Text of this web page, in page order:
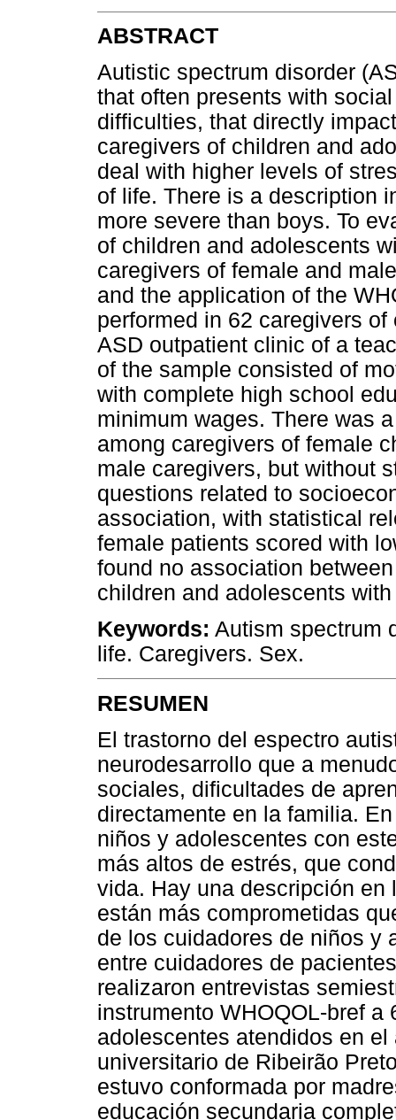
ABSTRACT
Autistic spectrum disorder
that often presents with
difficulties, that directly
caregivers of children and
deal with higher levels of
of life. There is a description
more severe than boys. To
of children and adolescents
caregivers of female and
and the application of the
performed in 62 caregivers
ASD outpatient clinic of a
of the sample consisted of
with complete high school
minimum wages. There was
among caregivers of female
male caregivers, but without
questions related to
association, with statistical
female patients scored with
found no association
children and adolescents
Keywords: Autism spectrum
life. Caregivers. Sex.
RESUMEN
El trastorno del espectro
neurodesarrollo que a
sociales, dificultades de
directamente en la familia.
niños y adolescentes con
más altos de estrés, que
vida. Hay una descripción en
están más comprometidas
de los cuidadores de niños y
entre cuidadores de
realizaron entrevistas
instrumento WHOQOL-bref a
adolescentes atendidos en
universitario de Ribeirão
estuvo conformada por
educación secundaria